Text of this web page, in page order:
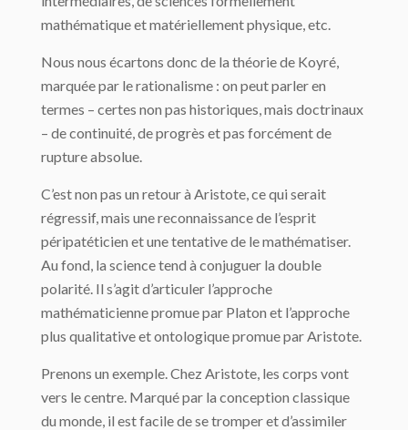
mathématique et matériellement physique, etc.
Nous nous écartons donc de la théorie de Koyré,
marquée par le rationalisme : on peut parler en
termes – certes non pas historiques, mais doctrinaux
– de continuité, de progrès et pas forcément de
rupture absolue.
C’est non pas un retour à Aristote, ce qui serait
régressif, mais une reconnaissance de l’esprit
péripatéticien et une tentative de le mathématiser.
Au fond, la science tend à conjuguer la double
polarité. Il s’agit d’articuler l’approche
mathématicienne promue par Platon et l’approche
plus qualitative et ontologique promue par Aristote.
Prenons un exemple. Chez Aristote, les corps vont
vers le centre. Marqué par la conception classique
du monde, il est facile de se tromper et d’assimiler